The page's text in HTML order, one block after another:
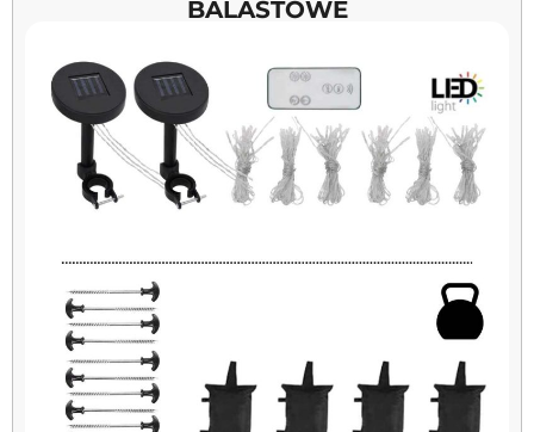
BALASTOWE